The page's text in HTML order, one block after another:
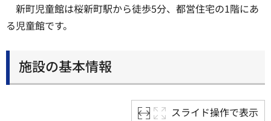
新町児童館は桜新町駅から徒歩5分、都営住宅の1階にあ
る児童館です。
施設の基本情報
スライド操作で表示